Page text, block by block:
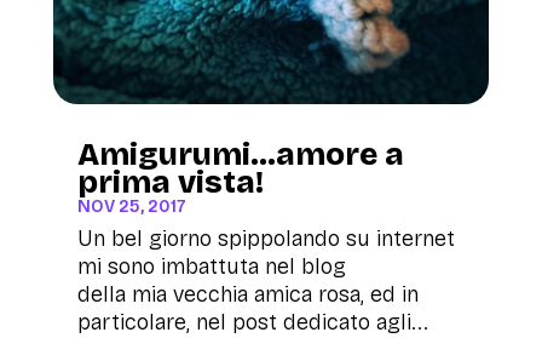
Amigurumi…amore a
prima vista!
NOV 25, 2017
Un bel giorno spippolando su internet
mi sono imbattuta nel blog
della mia vecchia amica rosa, ed in
particolare, nel post dedicato agli...